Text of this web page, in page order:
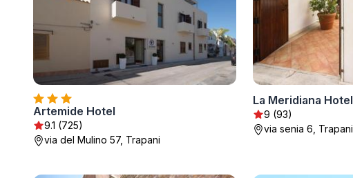
Artemide Hotel
9.1 (725)
via del Mulino 57, Trapani
La Meridiana Hotel
9 (93)
via senia 6, Trapani